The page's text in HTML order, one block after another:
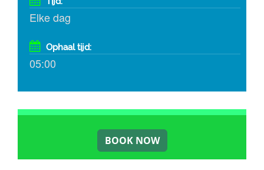
Elke dag
Ophaal tijd:
05:00